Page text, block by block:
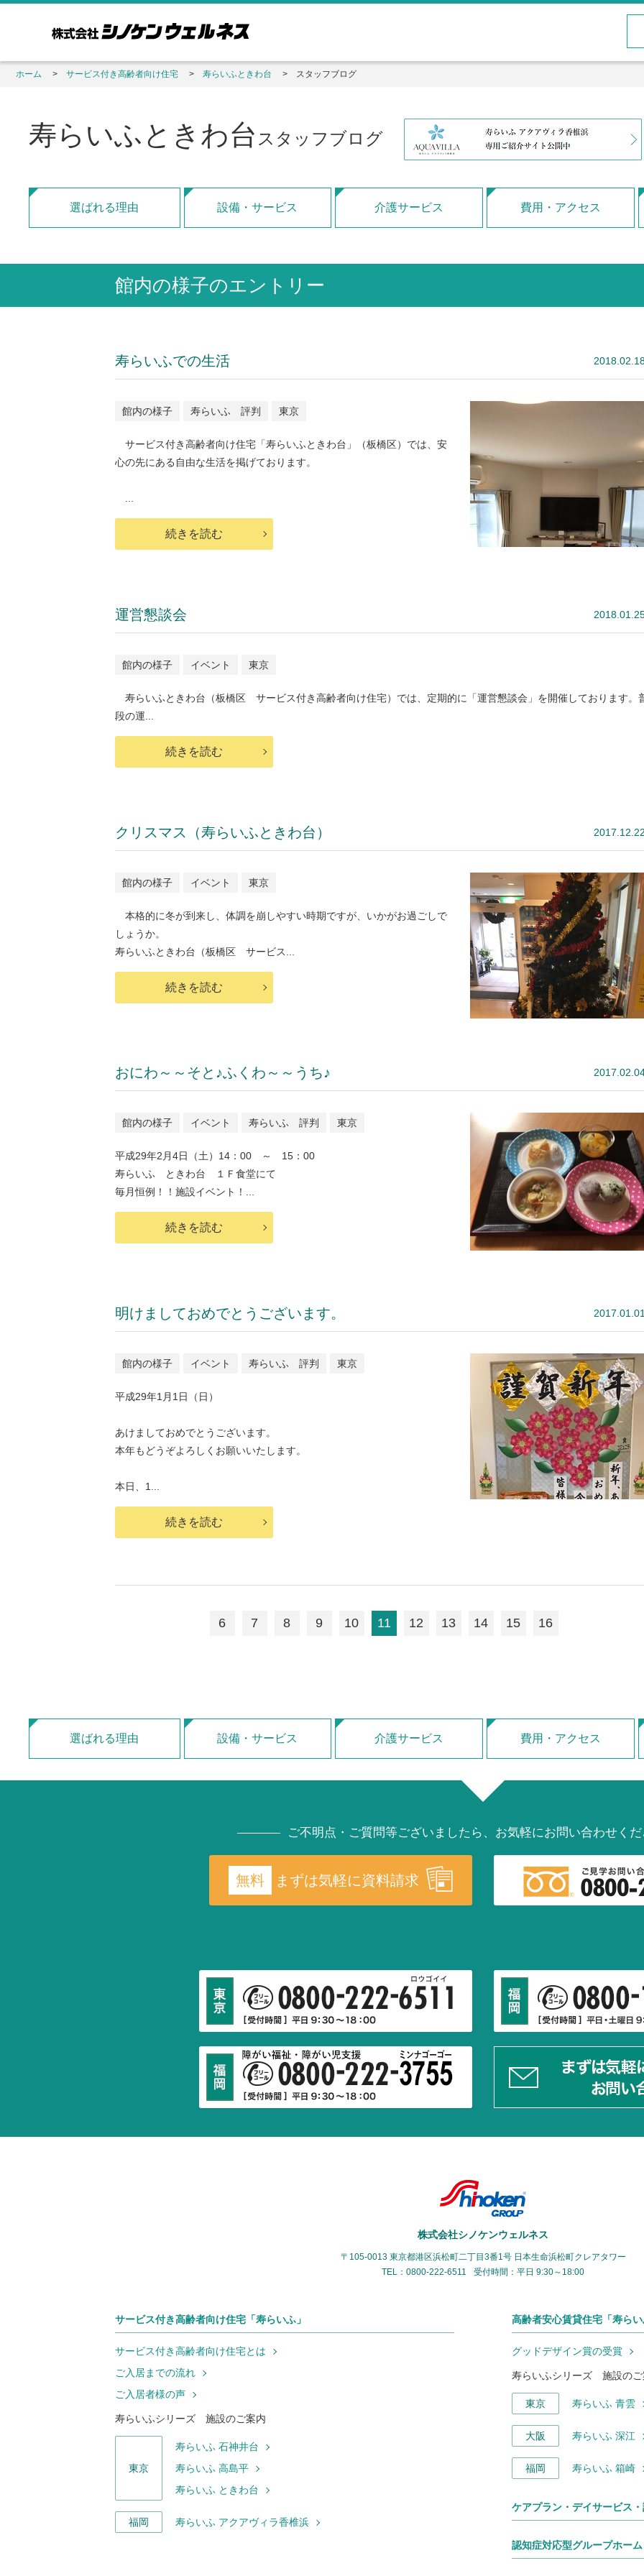
ホーム サービス付き高齢者向け住宅 寿らいふときわ台 スタッフブログ
寿らいふときわ台 スタッフブログ
選ばれる理由 設備・サービス 介護サービス 費用・アクセス
館内の様子のエントリー
寿らいふでの生活
館内の様子 寿らいふ 評判 東京
サービス付き高齢者向け住宅「寿らいふときわ台」（板橋区）では、安
心の先にある自由な生活を掲げております。
続きを読む
運営懇談会
館内の様子 イベント 東京
寿らいふときわ台（板橋区 サービス付き高齢者向け住宅）では、定期的に「運営懇談会」を開催しております。
段の運...
続きを読む
クリスマス（寿らいふときわ台）
館内の様子 イベント 東京
本格的に冬が到来し、体調を崩しやすい時期ですが、いかがお過ごしで
しょうか。
寿らいふときわ台（板橋区 サービス...
続きを読む
おにわ～～そと♪ふくわ～～うち♪
館内の様子 イベント 寿らいふ 評判 東京
平成29年2月4日（土）14：00 ～ 15：00
寿らいふ ときわ台 １Ｆ食堂にて
毎月恒例！！施設イベント！...
続きを読む
明けましておめでとうございます。
館内の様子 イベント 寿らいふ 評判 東京
平成29年1月1日（日）
あけましておめでとうございます。
本年もどうぞよろしくお願いいたします。
本日、1...
続きを読む
6 7 8 9 10 11 12 13 14 15 16
選ばれる理由 設備・サービス 介護サービス 費用・アクセス
ご不明点・ご質問等ございましたら、 お気軽にお問い合わせく
無料 まずは気軽に資料請求
株式会社シノケンウェルネス
〒105-0013 東京都港区浜松町二丁目3番1号 日本生命浜松町クレアタワー
TEL：0800-222-6511
受付時間：平日 9:30～18:00
サービス付き高齢者向け住宅「寿らいふ」
サービス付き高齢者向け住宅とは
ご入居までの流れ
ご入居者様の声
寿らいふシリーズ 施設のご案内
東京
寿らいふ 石神井台
寿らいふ 高島平
寿らいふ ときわ台
福岡 寿らいふ アクアヴィラ香椎浜
高齢者安心賃貸住宅「寿ら
グッドデザイン賞の受賞
寿らいふシリーズ 施設のご
東京 寿らいふ 青雲
大阪 寿らいふ 深江
福岡 寿らいふ 箱崎
ケアプラン・デイサービス
認知症対応型グループホーム